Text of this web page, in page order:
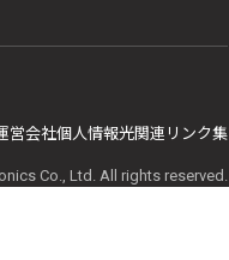
営会社個人情報光関連リンク集
Co., Ltd. All rights reserved.